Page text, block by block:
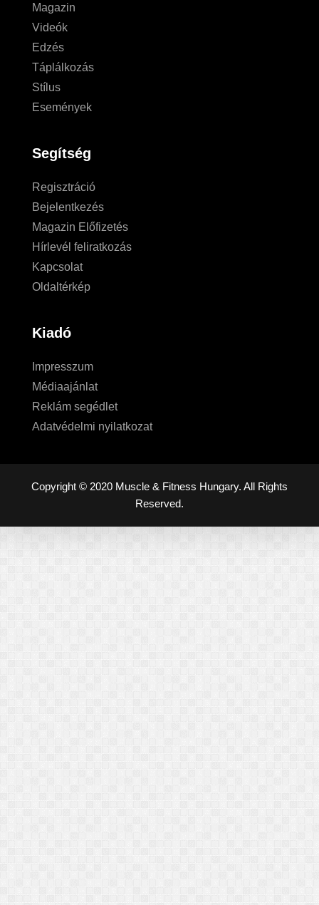
Magazin
Videók
Edzés
Táplálkozás
Stílus
Események
Segítség
Regisztráció
Bejelentkezés
Magazin Előfizetés
Hírlevél feliratkozás
Kapcsolat
Oldaltérkép
Kiadó
Impresszum
Médiaajánlat
Reklám segédlet
Adatvédelmi nyilatkozat
Copyright © 2020 Muscle & Fitness Hungary. All Rights
Reserved.